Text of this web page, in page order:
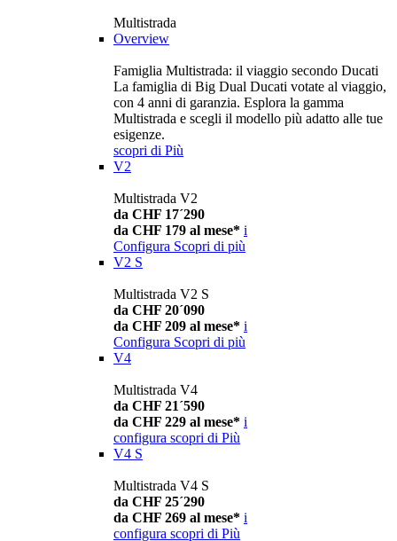
Multistrada
Overview
Famiglia Multistrada: il viaggio secondo Ducati
La famiglia di Big Dual Ducati votate al viaggio,
con 4 anni di garanzia. Esplora la gamma
Multistrada e scegli il modello più adatto alle tue
esigenze.
scopri di Più
V2
Multistrada V2
da CHF 17´290
da CHF 179 al mese* i
Configura Scopri di più
V2 S
Multistrada V2 S
da CHF 20´090
da CHF 209 al mese* i
Configura Scopri di più
V4
Multistrada V4
da CHF 21´590
da CHF 229 al mese* i
configura scopri di Più
V4 S
Multistrada V4 S
da CHF 25´290
da CHF 269 al mese* i
configura scopri di Più